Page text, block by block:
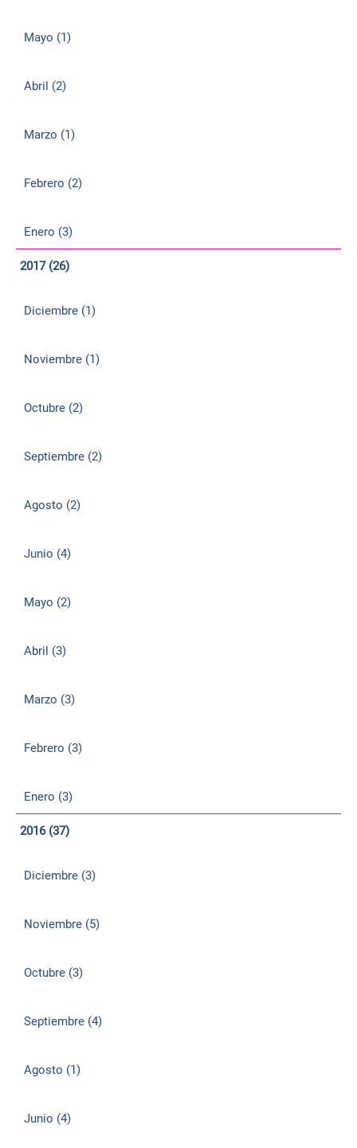
Mayo (1)
Abril (2)
Marzo (1)
Febrero (2)
Enero (3)
2017 (26)
Diciembre (1)
Noviembre (1)
Octubre (2)
Septiembre (2)
Agosto (2)
Junio (4)
Mayo (2)
Abril (3)
Marzo (3)
Febrero (3)
Enero (3)
2016 (37)
Diciembre (3)
Noviembre (5)
Octubre (3)
Septiembre (4)
Agosto (1)
Junio (4)